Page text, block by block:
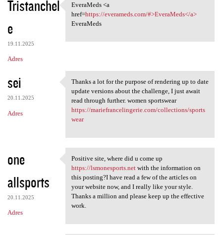
Tristanchel
e
19.11.2025
Adres
EveraMeds <a href=https:/
EveraMeds <a
href=https://everameds.com/#>EveraMeds</a>
EveraMeds
sei
20.11.2025
Adres
Thanks a lot for the purpose
Thanks a lot for the purpose of rendering up to date
update versions about the challenge, I just await
read through further. women sportswear
https://mariefrancelingerie.com/collections/sports
wear
one
allsports
20.11.2025
Adres
Positive site, where did u
Positive site, where did u come up
https://lsmonesports.netwith the information on
this posting?I have read a few of the articles on
your website now, and I really like your style.
Thanks a million and please keep up the effective
work.